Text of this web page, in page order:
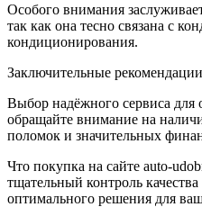
Особого внимания
так как она тесно связана с
кондиционирования.
Заключительные
Выбор надёжного сервиса для
обращайте внимание на
поломок и значительных
Что покупка на сайте auto-
тщательный контроль
оптимального решения для